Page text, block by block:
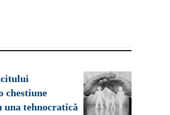
chestiune
una tehnocratică